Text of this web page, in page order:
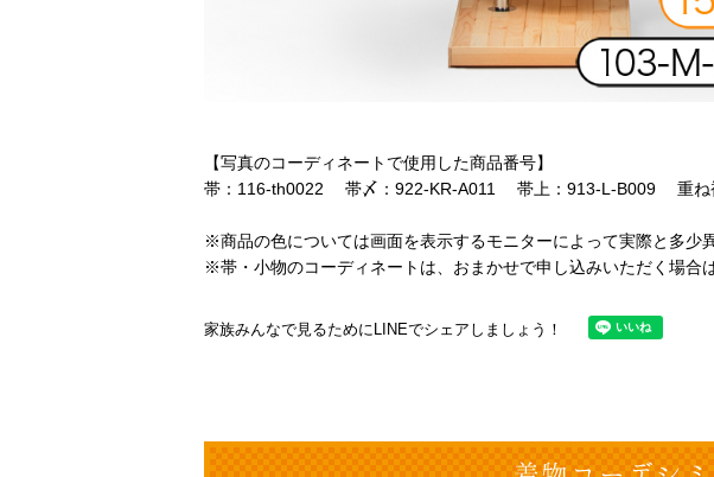
【写真のコーディネートで使用した商品番号】
帯：116-th0022 帯〆：922-KR-A011 帯上：913-L-B009 重
※商品の色については画面を表示するモニターによって実際と多少
※帯・小物のコーディネートは、おまかせで申し込みいただく場合
家族みんなで見るためにLINEでシェアしましょう！